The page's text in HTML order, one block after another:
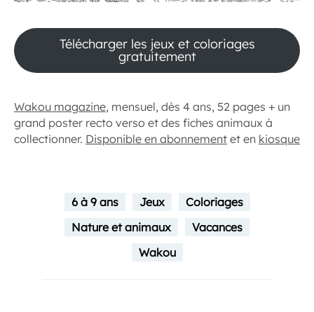
Télécharger les jeux et coloriages
gratuitement
Wakou magazine, mensuel, dès 4 ans, 52 pages + un
grand poster recto verso et des fiches animaux à
collectionner. Disponible en abonnement et en kiosque
6 à 9 ans Jeux
Coloriages
Nature et animaux
Vacances
Wakou